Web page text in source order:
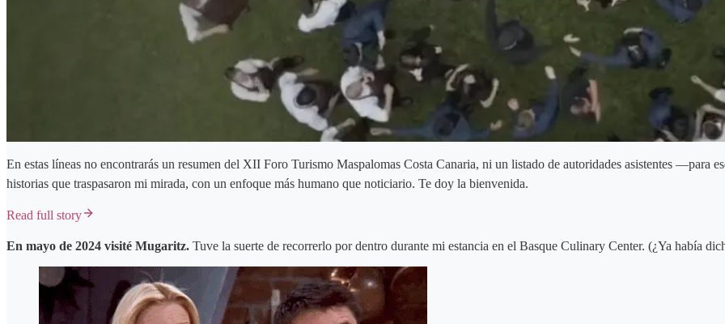
En estas líneas no encontrarás un resumen del XII Foro Turismo Maspalomas Costa Canaria, ni un listado de autoridades asistentes —para
historias que traspasaron mi mirada, con un enfoque más humano que noticiario. Te doy la bienvenida.
Read full story
En mayo de 2024 visité Mugaritz. Tuve la suerte de recorrerlo por dentro durante mi estancia en el Basque Culinary Center. (¿Ya había